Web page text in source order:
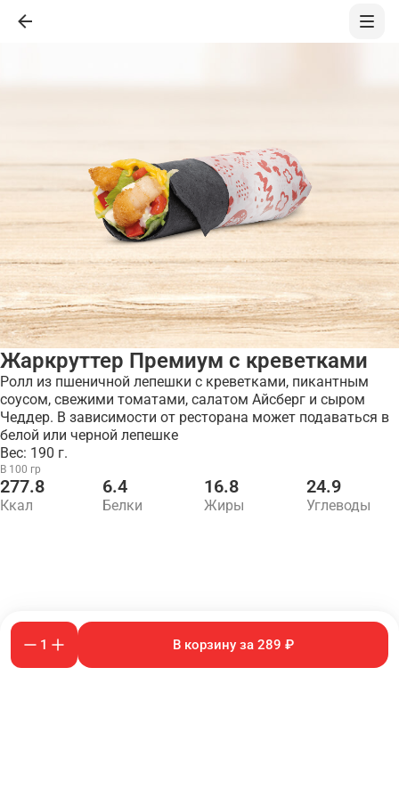
Жаркруттер Премиум с креветками
Ролл из пшеничной лепешки с креветками, пикантным
соусом, свежими томатами, салатом Айсберг и сыром
Чеддер. В зависимости от ресторана может подаваться в
белой или черной лепешке
Вес: 190 г.
В 100 гр
277.8
Ккал
6.4
Белки
16.8
Жиры
24.9
Углеводы
1 В корзину за 289 ₽